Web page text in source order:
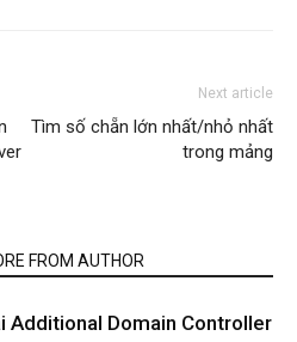
Next article
Tìm số chẵn lớn nhất/nhỏ nhất
trong mảng
FROM AUTHOR
Additional Domain Controller